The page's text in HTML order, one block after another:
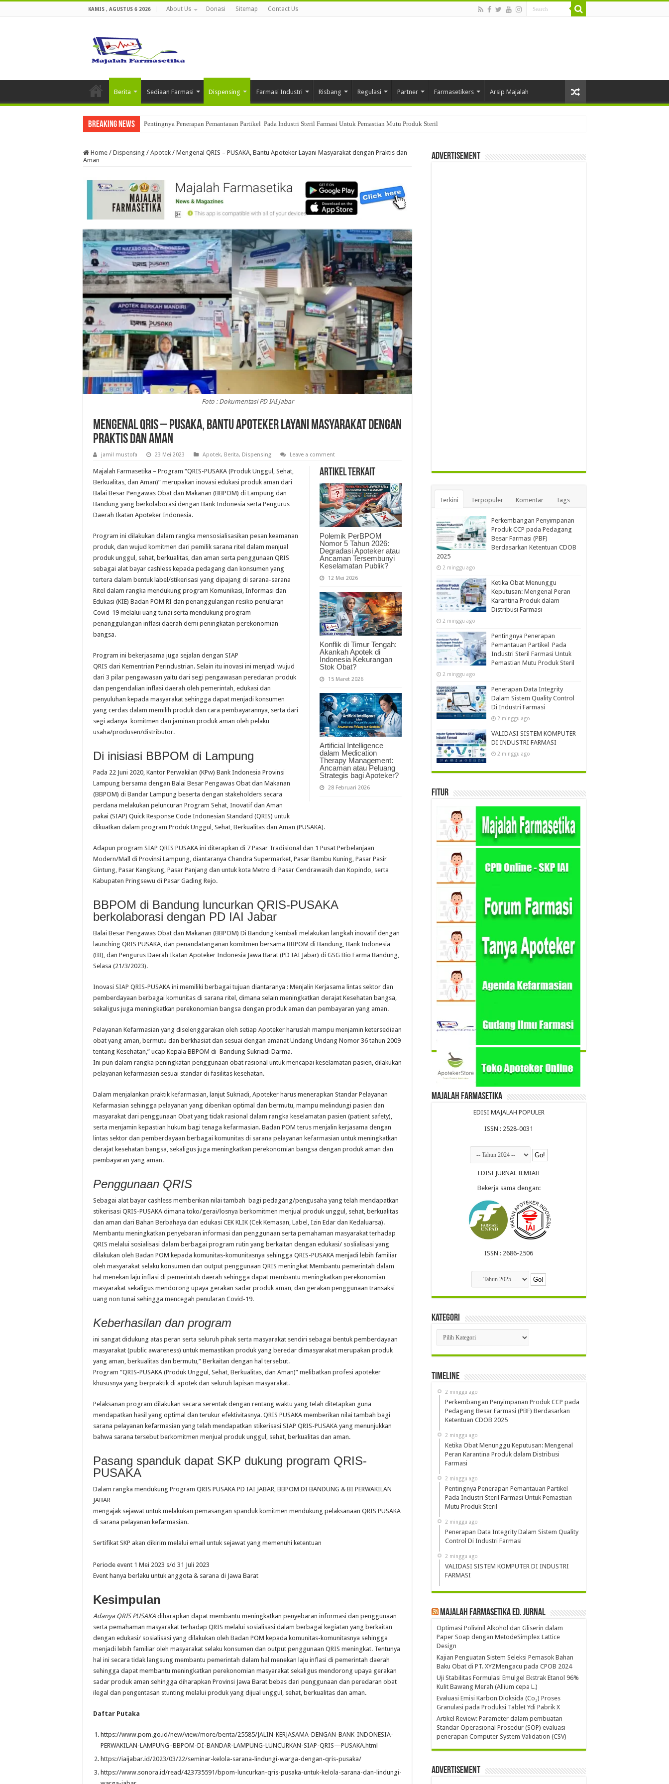
KAMIS , AGUSTUS 6 2026 About Us Donasi Sitemap Contact Us
Berita Sediaan Farmasi Dispensing Farmasi Industri Risbang Regulasi Partner Farmasetikers Arsip Majalah
Breaking News Penerapan Data Integrity Dalam Sistem Quality Control Di Industri Farmasi
Home / Dispensing / Apotek / Mengenal QRIS – PUSAKA, Bantu Apoteker Layani Masyarakat dengan Praktis dan
Aman
Foto : Dokumentasi PD IAI Jabar
Mengenal QRIS – PUSAKA, Bantu Apoteker Layani Masyarakat dengan
Praktis dan Aman
jamil mustofa 23 Mei 2023 Apotek, Berita, Dispensing Leave a comment
Artikel Terkait
Polemik PerBPOM
Nomor 5 Tahun 2026:
Degradasi Apoteker atau
Ancaman Tersembunyi
Keselamatan Publik?
12 Mei 2026
Konflik di Timur Tengah:
Akankah Apotek di
Indonesia Kekurangan
Stok Obat?
15 Maret 2026
Artificial Intelligence
dalam Medication
Therapy Management:
Ancaman atau Peluang
Strategis bagi Apoteker?
28 Februari 2026
Majalah Farmasetika – Program “QRIS-PUSAKA (Produk Unggul, Sehat,
Berkualitas, dan Aman)” merupakan inovasi edukasi produk aman dari
Balai Besar Pengawas Obat dan Makanan (BBPOM) di Lampung dan
Bandung yang berkolaborasi dengan Bank Indonesia serta Pengurus
Daerah Ikatan Apoteker Indonesia.
Program ini dilakukan dalam rangka mensosialisasikan pesan keamanan
produk, dan wujud komitmen dari pemilik sarana ritel dalam menjual
produk unggul, sehat, berkualitas, dan aman serta penggunaan QRIS
sebagai alat bayar cashless kepada pedagang dan konsumen yang
tertera dalam bentuk label/stikerisasi yang dipajang di sarana-sarana
Ritel dalam rangka mendukung program Komunikasi, Informasi dan
Edukasi (KIE) Badan POM RI dan penanggulangan resiko penularan
Covid-19 melalui uang tunai serta mendukung program
penanggulangan inflasi daerah demi peningkatan perekonomian
bangsa.
Program ini bekerjasama juga sejalan dengan SIAP
QRIS dari Kementrian Perindustrian. Selain itu inovasi ini menjadi wujud
dari 3 pilar pengawasan yaitu dari segi pengawasan peredaran produk
dan pengendalian inflasi daerah oleh pemerintah, edukasi dan
penyuluhan kepada masyarakat sehingga dapat menjadi konsumen
yang cerdas dalam memilih produk dan cara pembayarannya, serta dari
segi adanya komitmen dan jaminan produk aman oleh pelaku
usaha/produsen/distributor.
Di inisiasi BBPOM di Lampung
Pada 22 Juni 2020, Kantor Perwakilan (KPw) Bank Indonesia Provinsi
Lampung bersama dengan Balai Besar Pengawas Obat dan Makanan
(BBPOM) di Bandar Lampung beserta dengan stakeholders secara
perdana melakukan peluncuran Program Sehat, Inovatif dan Aman
pakai (SIAP) Quick Response Code Indonesian Standard (QRIS) untuk
dikuatkan dalam program Produk Unggul, Sehat, Berkualitas dan Aman (PUSAKA).
Adapun program SIAP QRIS PUSAKA ini diterapkan di 7 Pasar Tradisional dan 1 Pusat Perbelanjaan
Modern/Mall di Provinsi Lampung, diantaranya Chandra Supermarket, Pasar Bambu Kuning, Pasar Pasir
Gintung, Pasar Kangkung, Pasar Panjang dan untuk kota Metro di Pasar Cendrawasih dan Kopindo, serta
Kabupaten Pringsewu di Pasar Gading Rejo.
BBPOM di Bandung luncurkan QRIS-PUSAKA
berkolaborasi dengan PD IAI Jabar
Balai Besar Pengawas Obat dan Makanan (BBPOM) Di Bandung kembali melakukan langkah inovatif dengan
launching QRIS PUSAKA, dan penandatanganan komitmen bersama BBPOM di Bandung, Bank Indonesia
(BI), dan Pengurus Daerah Ikatan Apoteker Indonesia Jawa Barat (PD IAI Jabar) di GSG Bio Farma Bandung,
Selasa (21/3/2023).
Inovasi SIAP QRIS-PUSAKA ini memiliki berbagai tujuan diantaranya : Menjalin Kerjasama lintas sektor dan
pemberdayaan berbagai komunitas di sarana ritel, dimana selain meningkatkan derajat Kesehatan bangsa,
sekaligus juga meningkatkan perekonomian bangsa dengan produk aman dan pembayaran yang aman.
Pelayanan Kefarmasian yang diselenggarakan oleh setiap Apoteker haruslah mampu menjamin ketersediaan
obat yang aman, bermutu dan berkhasiat dan sesuai dengan amanat Undang Undang Nomor 36 tahun 2009
tentang Kesehatan,” ucap Kepala BBPOM di Bandung Sukriadi Darma.
Ini pun dalam rangka peningkatan penggunaan obat rasional untuk mencapai keselamatan pasien, dilakukan
pelayanan kefarmasian sesuai standar di fasilitas kesehatan.
Dalam menjalankan praktik kefarmasian, lanjut Sukriadi, Apoteker harus menerapkan Standar Pelayanan
Kefarmasian sehingga pelayanan yang diberikan optimal dan bermutu, mampu melindungi pasien dan
masyarakat dari penggunaan Obat yang tidak rasional dalam rangka keselamatan pasien (patient safety),
serta menjamin kepastian hukum bagi tenaga kefarmasian. Badan POM terus menjalin kerjasama dengan
lintas sektor dan pemberdayaan berbagai komunitas di sarana pelayanan kefarmasian untuk meningkatkan
derajat kesehatan bangsa, sekaligus juga meningkatkan perekonomian bangsa dengan produk aman dan
pembayaran yang aman.
Penggunaan QRIS
Sebagai alat bayar cashless memberikan nilai tambah bagi pedagang/pengusaha yang telah mendapatkan
stikerisasi QRIS-PUSAKA dimana toko/gerai/losnya berkomitmen menjual produk unggul, sehat, berkualitas
dan aman dari Bahan Berbahaya dan edukasi CEK KLIK (Cek Kemasan, Label, Izin Edar dan Kedaluarsa).
Membantu meningkatkan penyebaran informasi dan penggunaan serta pemahaman masyarakat terhadap
QRIS melalui sosialisasi dalam berbagai program rutin yang berkaitan dengan edukasi/ soslialisasi yang
dilakukan oleh Badan POM kepada komunitas-komunitasnya sehingga QRIS-PUSAKA menjadi lebih familiar
oleh masyarakat selaku konsumen dan output penggunaan QRIS meningkat Membantu pemerintah dalam
hal menekan laju inflasi di pemerintah daerah sehingga dapat membantu meningkatkan perekonomian
masyarakat sekaligus mendorong upaya gerakan sadar produk aman, dan gerakan penggunaan transaksi
uang non tunai sehingga mencegah penularan Covid-19.
Keberhasilan dan program
ini sangat didukung atas peran serta seluruh pihak serta masyarakat sendiri sebagai bentuk pemberdayaan
masyarakat (public awareness) untuk memastikan produk yang beredar dimasyarakat merupakan produk
yang aman, berkualitas dan bermutu,” Berkaitan dengan hal tersebut.
Program “QRIS-PUSAKA (Produk Unggul, Sehat, Berkualitas, dan Aman)” melibatkan profesi apoteker
khususnya yang berpraktik di apotek dan seluruh lapisan masyarakat.
Pelaksanan program dilakukan secara serentak dengan rentang waktu yang telah ditetapkan guna
mendapatkan hasil yang optimal dan terukur efektivitasnya. QRIS PUSAKA memberikan nilai tambah bagi
sarana pelayanan kefarmasian yang telah mendapatkan stikerisasi SIAP QRIS-PUSAKA yang menunjukkan
bahwa sarana tersebut berkomitmen menjual produk unggul, sehat, berkualitas dan aman.
Pasang spanduk dapat SKP dukung program QRIS-
PUSAKA
Dalam rangka mendukung Program QRIS PUSAKA PD IAI JABAR, BBPOM DI BANDUNG & BI PERWAKILAN
JABAR
mengajak sejawat untuk melakukan pemasangan spanduk komitmen mendukung pelaksanaan QRIS PUSAKA
di sarana pelayanan kefarmasian.
Sertifikat SKP akan dikirim melalui email untuk sejawat yang memenuhi ketentuan
Periode event 1 Mei 2023 s/d 31 Juli 2023
Event hanya berlaku untuk anggota & sarana di Jawa Barat
Kesimpulan
Adanya QRIS PUSAKA diharapkan dapat membantu meningkatkan penyebaran informasi dan penggunaan
serta pemahaman masyarakat terhadap QRIS melalui sosialisasi dalam berbagai kegiatan yang berkaitan
dengan edukasi/ sosialisasi yang dilakukan oleh Badan POM kepada komunitas-komunitasnya sehingga
menjadi lebih familiar oleh masyarakat selaku konsumen dan output penggunaan QRIS meningkat. Tentunya
hal ini secara tidak langsung membantu pemerintah dalam hal menekan laju inflasi di pemerintah daerah
sehingga dapat membantu meningkatkan perekonomian masyarakat sekaligus mendorong upaya gerakan
sadar produk aman sehingga diharapkan Provinsi Jawa Barat bebas dari penggunaan dan peredaran obat
ilegal dan pengentasan stunting melalui produk yang dijual unggul, sehat, berkualitas dan aman.
Daftar Putaka
https://www.pom.go.id/new/view/more/berita/25585/JALIN-KERJASAMA-DENGAN-BANK-INDONESIA-
PERWAKILAN-LAMPUNG–BBPOM-DI-BANDAR-LAMPUNG-LUNCURKAN-SIAP-QRIS—PUSAKA.html
https://iaijabar.id/2023/03/22/seminar-kelola-sarana-lindungi-warga-dengan-qris-pusaka/
https://www.sonora.id/read/423735591/bpom-luncurkan-qris-pusaka-untuk-kelola-sarana-dan-lindungi-
Advertisement
Terkini Terpopuler Komentar Tags
Perkembangan Penyimpanan
Produk CCP pada Pedagang
Besar Farmasi (PBF)
Berdasarkan Ketentuan CDOB
2025
2 minggu ago
Ketika Obat Menunggu
Keputusan: Mengenal Peran
Karantina Produk dalam
Distribusi Farmasi
2 minggu ago
Pentingnya Penerapan
Pemantauan Partikel Pada
Industri Steril Farmasi Untuk
Pemastian Mutu Produk Steril
2 minggu ago
Penerapan Data Integrity
Dalam Sistem Quality Control
Di Industri Farmasi
2 minggu ago
VALIDASI SISTEM KOMPUTER
DI INDUSTRI FARMASI
2 minggu ago
Fitur
Majalah Farmasetika
EDISI MAJALAH POPULER
ISSN : 2528-0031
EDISI JURNAL ILMIAH
Bekerja sama dengan:
ISSN : 2686-2506
Kategori
Kategori
Timeline
2 minggu ago
Perkembangan Penyimpanan Produk CCP pada
Pedagang Besar Farmasi (PBF) Berdasarkan
Ketentuan CDOB 2025
2 minggu ago
Ketika Obat Menunggu Keputusan: Mengenal
Peran Karantina Produk dalam Distribusi
Farmasi
2 minggu ago
Pentingnya Penerapan Pemantauan Partikel
Pada Industri Steril Farmasi Untuk Pemastian
Mutu Produk Steril
2 minggu ago
Penerapan Data Integrity Dalam Sistem Quality
Control Di Industri Farmasi
2 minggu ago
VALIDASI SISTEM KOMPUTER DI INDUSTRI
FARMASI
Majalah Farmasetika Ed. Jurnal
Optimasi Polivinil Alkohol dan Gliserin dalam
Paper Soap dengan MetodeSimplex Lattice
Design
Kajian Penguatan Sistem Seleksi Pemasok Bahan
Baku Obat di PT. XYZMengacu pada CPOB 2024
Uji Stabilitas Formulasi Emulgel Ekstrak Etanol 96%
Kulit Bawang Merah (Allium cepa L.)
Evaluasi Emisi Karbon Dioksida (Co₂) Proses
Granulasi pada Produksi Tablet Ydi Pabrik X
Artikel Review: Parameter dalam pembuatan
Standar Operasional Prosedur (SOP) evaluasi
penerapan Computer System Validation (CSV)
Advertisement